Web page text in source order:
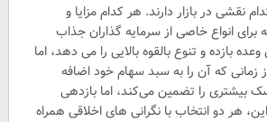
نقشی در بازار دارند. هر کدام مزایا و
برای انواع خاصی از سرمایه گذاران جذاب
بازده و تنوع بالقوه بالایی را می دهد، اما
زمانی که آن را به سبد سهام خود اضافه
بیشتری را تضمین می‌کند، اما بازدهی
هر دو انتخاب با نگرانی های اخلاقی همراه